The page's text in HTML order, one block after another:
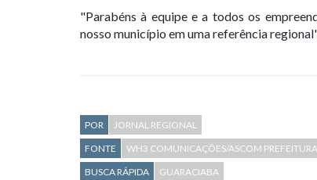
"Parabéns à equipe e a todos os
nosso município em uma referência
POR
JORNAL REGIONAL
FONTE
WH3 COMUNICAÇÕES/ASCOM PREFEITURA
BUSCA RÁPIDA
GUARACIABA